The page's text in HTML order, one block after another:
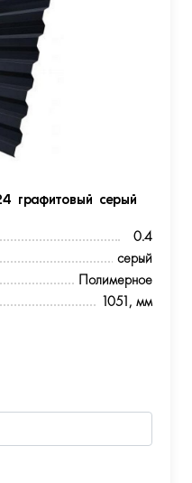
графитовый серый
0.4
серый
Полимерное
1051, мм